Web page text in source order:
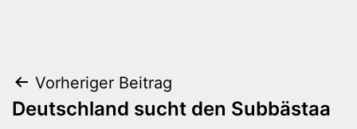
Beitragsnavigation
Vorheriger Beitrag
Deutschland sucht den Subbästaa